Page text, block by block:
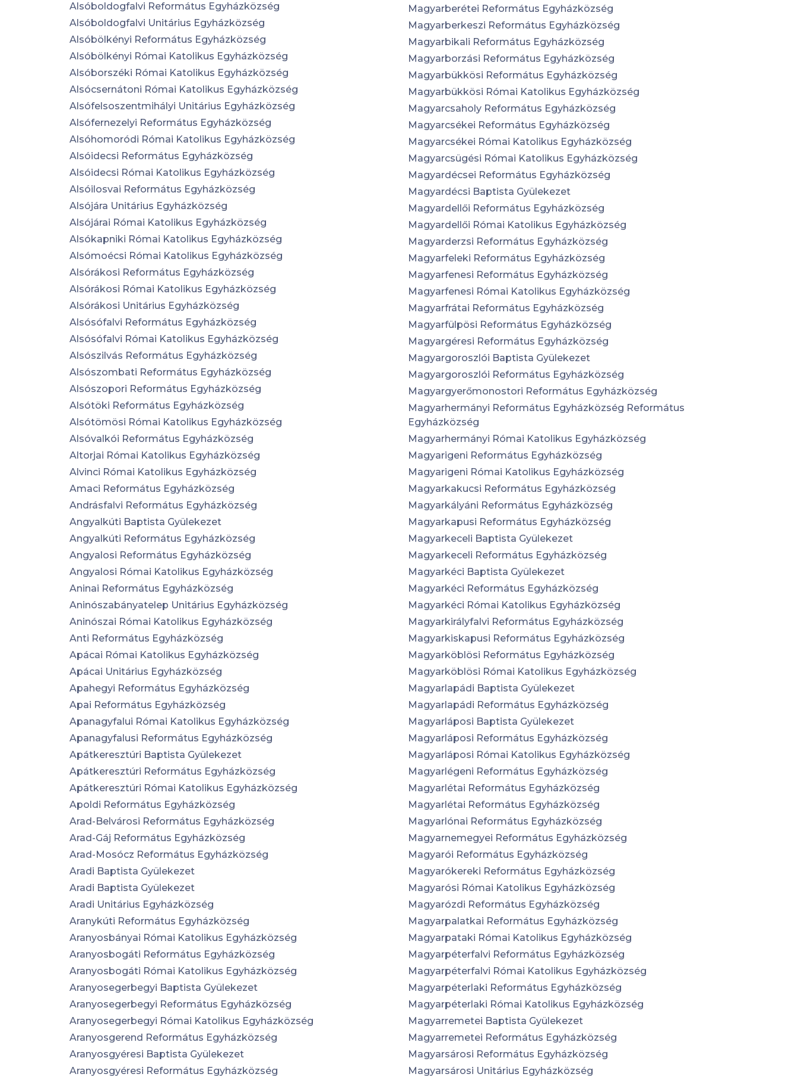
Alsóboldogfalvi Református Egyházközség
Alsóboldogfalvi Unitárius Egyházközség
Alsóbölkényi Református Egyházközség
Alsóbölkényi Római Katolikus Egyházközség
Alsóborszéki Római Katolikus Egyházközség
Alsócsernátoni Római Katolikus Egyházközség
Alsófelsoszentmihályi Unitárius Egyházközség
Alsófernezelyi Református Egyházközség
Alsóhomoródi Római Katolikus Egyházközség
Alsóidecsi Református Egyházközség
Alsóidecsi Római Katolikus Egyházközség
Alsóilosvai Református Egyházközség
Alsójára Unitárius Egyházközség
Alsójárai Római Katolikus Egyházközség
Alsókapniki Római Katolikus Egyházközség
Alsómoécsi Római Katolikus Egyházközség
Alsórákosi Református Egyházközség
Alsórákosi Római Katolikus Egyházközség
Alsórákosi Unitárius Egyházközség
Alsósófalvi Református Egyházközség
Alsósófalvi Római Katolikus Egyházközség
Alsószilvás Református Egyházközség
Alsószombati Református Egyházközség
Alsószopori Református Egyházközség
Alsótöki Református Egyházközség
Alsótömösi Római Katolikus Egyházközség
Alsóvalkói Református Egyházközség
Altorjai Római Katolikus Egyházközség
Alvinci Római Katolikus Egyházközség
Amaci Református Egyházközség
Andrásfalvi Református Egyházközség
Angyalkúti Baptista Gyülekezet
Angyalkúti Református Egyházközség
Angyalosi Református Egyházközség
Angyalosi Római Katolikus Egyházközség
Aninai Református Egyházközség
Aninószabányatelep Unitárius Egyházközség
Aninószai Római Katolikus Egyházközség
Anti Református Egyházközség
Apácai Római Katolikus Egyházközség
Apácai Unitárius Egyházközség
Apahegyi Református Egyházközség
Apai Református Egyházközség
Apanagyfalui Római Katolikus Egyházközség
Apanagyfalusi Református Egyházközség
Apátkeresztúri Baptista Gyülekezet
Apátkeresztúri Református Egyházközség
Apátkeresztúri Római Katolikus Egyházközség
Apoldi Református Egyházközség
Arad-Belvárosi Református Egyházközség
Arad-Gáj Református Egyházközség
Arad-Mosócz Református Egyházközség
Aradi Baptista Gyülekezet
Aradi Baptista Gyülekezet
Aradi Unitárius Egyházközség
Aranykúti Református Egyházközség
Aranyosbányai Római Katolikus Egyházközség
Aranyosbogáti Református Egyházközség
Aranyosbogáti Római Katolikus Egyházközség
Aranyosegerbegyi Baptista Gyülekezet
Aranyosegerbegyi Református Egyházközség
Aranyosegerbegyi Római Katolikus Egyházközség
Aranyosgerend Református Egyházközség
Aranyosgyéresi Baptista Gyülekezet
Aranyosgyéresi Református Egyházközség
Magyarberétei Református Egyházközség
Magyarberkeszi Református Egyházközség
Magyarbikali Református Egyházközség
Magyarborzási Református Egyházközség
Magyarbükkösi Református Egyházközség
Magyarbükkösi Római Katolikus Egyházközség
Magyarcsaholy Református Egyházközség
Magyarcsékei Református Egyházközség
Magyarcsékei Római Katolikus Egyházközség
Magyarcsügési Római Katolikus Egyházközség
Magyardécsei Református Egyházközség
Magyardécsi Baptista Gyülekezet
Magyardellői Református Egyházközség
Magyardellői Római Katolikus Egyházközség
Magyarderzsi Református Egyházközség
Magyarfeleki Református Egyházközség
Magyarfenesi Református Egyházközség
Magyarfenesi Római Katolikus Egyházközség
Magyarfrátai Református Egyházközség
Magyarfülpösi Református Egyházközség
Magyargéresi Református Egyházközség
Magyargoroszlói Baptista Gyülekezet
Magyargoroszlói Református Egyházközség
Magyargyerőmonostori Református Egyházközség
Magyarhermányi Református Egyházközség Református
Egyházközség
Magyarhermányi Római Katolikus Egyházközség
Magyarigeni Református Egyházközség
Magyarigeni Római Katolikus Egyházközség
Magyarkakucsi Református Egyházközség
Magyarkályáni Református Egyházközség
Magyarkapusi Református Egyházközség
Magyarkeceli Baptista Gyülekezet
Magyarkeceli Református Egyházközség
Magyarkéci Baptista Gyülekezet
Magyarkéci Református Egyházközség
Magyarkéci Római Katolikus Egyházközség
Magyarkirályfalvi Református Egyházközség
Magyarkiskapusi Református Egyházközség
Magyarköblösi Református Egyházközség
Magyarköblösi Római Katolikus Egyházközség
Magyarlapádi Baptista Gyülekezet
Magyarlapádi Református Egyházközség
Magyarláposi Baptista Gyülekezet
Magyarláposi Református Egyházközség
Magyarláposi Római Katolikus Egyházközség
Magyarlégeni Református Egyházközség
Magyarlétai Református Egyházközség
Magyarlétai Református Egyházközség
Magyarlónai Református Egyházközség
Magyarnemegyei Református Egyházközség
Magyarói Református Egyházközség
Magyarókereki Református Egyházközség
Magyarósi Római Katolikus Egyházközség
Magyarózdi Református Egyházközség
Magyarpalatkai Református Egyházközség
Magyarpataki Római Katolikus Egyházközség
Magyarpéterfalvi Református Egyházközség
Magyarpéterfalvi Római Katolikus Egyházközség
Magyarpéterlaki Református Egyházközség
Magyarpéterlaki Római Katolikus Egyházközség
Magyarremetei Baptista Gyülekezet
Magyarremetei Református Egyházközség
Magyarsárosi Református Egyházközség
Magyarsárosi Unitárius Egyházközség